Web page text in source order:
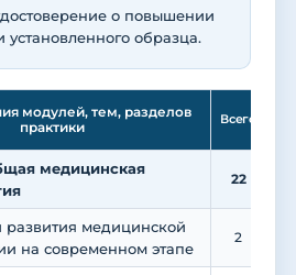
о повышении
образца.
модулей, тем, разделов
практики
Всего
медицинская
22
развития медицинской
на современном этапе
2